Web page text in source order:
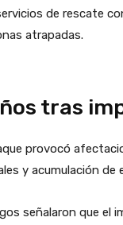
de rescate
atrapadas.
tras
provocó
y acumulación de
señalaron que el